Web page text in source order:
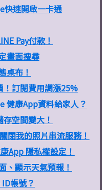
快速開啟一卡通
Pay付款！
畫面搜尋
桌布！
訂閱費用調漲25%
健康App資料給家人？
空間變大！
閉我的照片串流服務！
App 隱私權設定！
、顯示天氣預報！
帳號？